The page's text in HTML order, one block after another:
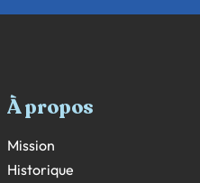
À propos
Mission
Historique